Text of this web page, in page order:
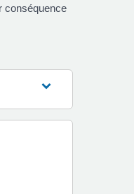
conséquence